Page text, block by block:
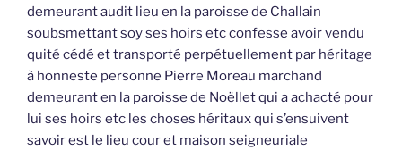
demeurant audit lieu en la paroisse de Challain
soubsmettant soy ses hoirs etc confesse avoir vendu
quité cédé et transporté perpétuellement par héritage
à honneste personne Pierre Moreau marchand
demeurant en la paroisse de Noëllet qui a achacté pour
lui ses hoirs etc les choses héritaux qui s’ensuivent
savoir est le lieu cour et maison seigneuriale